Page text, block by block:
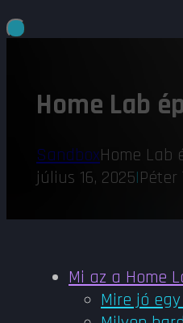
Home Lab
SandboxHome Lab
július 16, 2025|Péter
Mi az a Home
Mire jó